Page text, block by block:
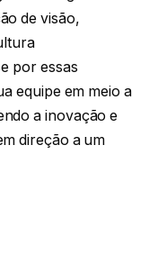
de visão,
por essas
equipe em meio a
a inovação e
direção a um